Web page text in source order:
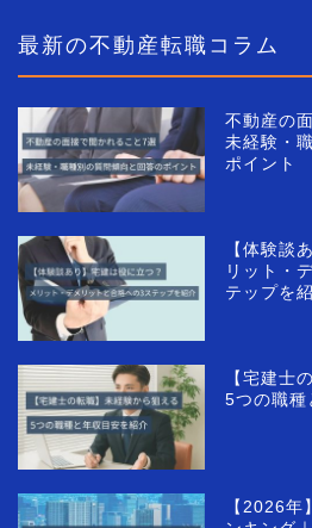
最新の不動産転職コラム
不動産の
未経験・
ポイント
【体験談
リット・
テップを
【宅建士
5つの職種
【2026年